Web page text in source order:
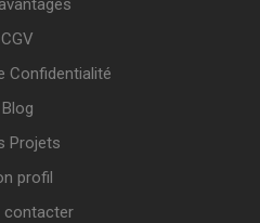
CGV
Confidentialité
Blog
Projets
profil
contacter